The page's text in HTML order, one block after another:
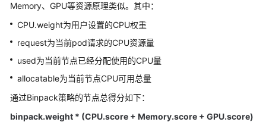
最
佳
践
API
考
Memory、GPU等资源原理类似。其中：
CPU.weight为用户设置的CPU权重
request为当前pod请求的CPU资源量
used为当前节点已经分配使用的CPU量
allocatable为当前节点CPU可用总量
通过Binpack策略的节点总得分如下：
binpack.weight * (CPU.score + Memory.score + GPU.score)